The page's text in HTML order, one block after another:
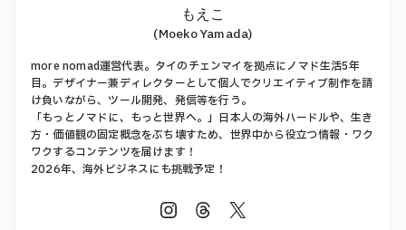
もえこ
(Moeko Yamada)
more nomad運営代表。タイのチェンマイを拠点にノマド生活5年
目。デザイナー兼ディレクターとして個人でクリエイティブ制作を請
け負いながら、ツール開発、発信等を行う。
「もっとノマドに、もっと世界へ。」日本人の海外ハードルや、生き
方・価値観の固定概念をぶち壊すため、世界中から役立つ情報・ワク
ワクするコンテンツを届けます！
2026年、海外ビジネスにも挑戦予定！